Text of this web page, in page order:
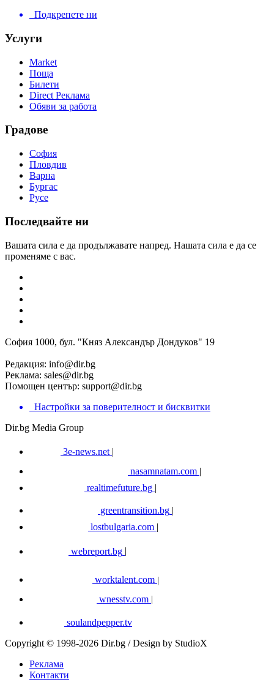
Подкрепете ни
Услуги
Market
Поща
Билети
Direct Реклама
Обяви за работа
Градове
София
Пловдив
Варна
Бургас
Русе
Последвайте ни
Вашата сила е да продължавате напред. Нашата сила е да се
променяме с вас.
София 1000, бул. "Княз Александър Дондуков" 19
Редакция: info@dir.bg
Реклама: sales@dir.bg
Помощен център: support@dir.bg
Настройки за поверителност и бисквитки
Dir.bg Media Group
3e-news.net |
nasamnatam.com |
realtimefuture.bg |
greentransition.bg |
lostbulgaria.com |
webreport.bg
worktalent.com |
wnesstv.com |
soulandpepper.tv
Copyright © 1998-2026 Dir.bg / Design by StudioX
Реклама
Контакти